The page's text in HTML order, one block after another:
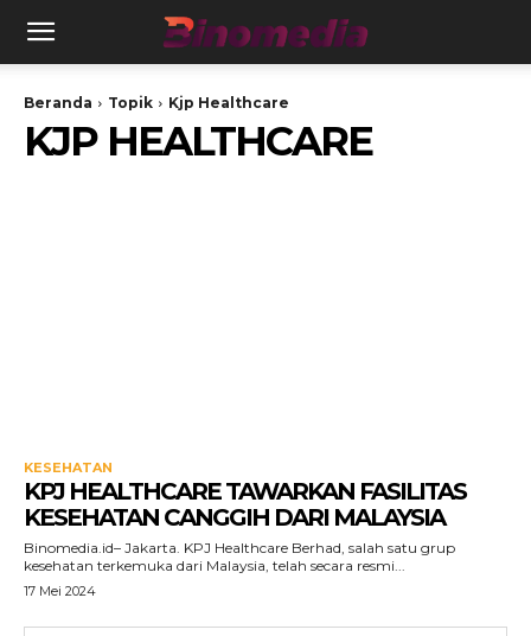
Beranda Topik Kjp Healthcare
KJP HEALTHCARE
KESEHATAN
KPJ HEALTHCARE TAWARKAN FASILITAS
KESEHATAN CANGGIH DARI MALAYSIA
Binomedia.id– Jakarta. KPJ Healthcare Berhad, salah satu grup
kesehatan terkemuka dari Malaysia, telah secara resmi...
17 Mei 2024